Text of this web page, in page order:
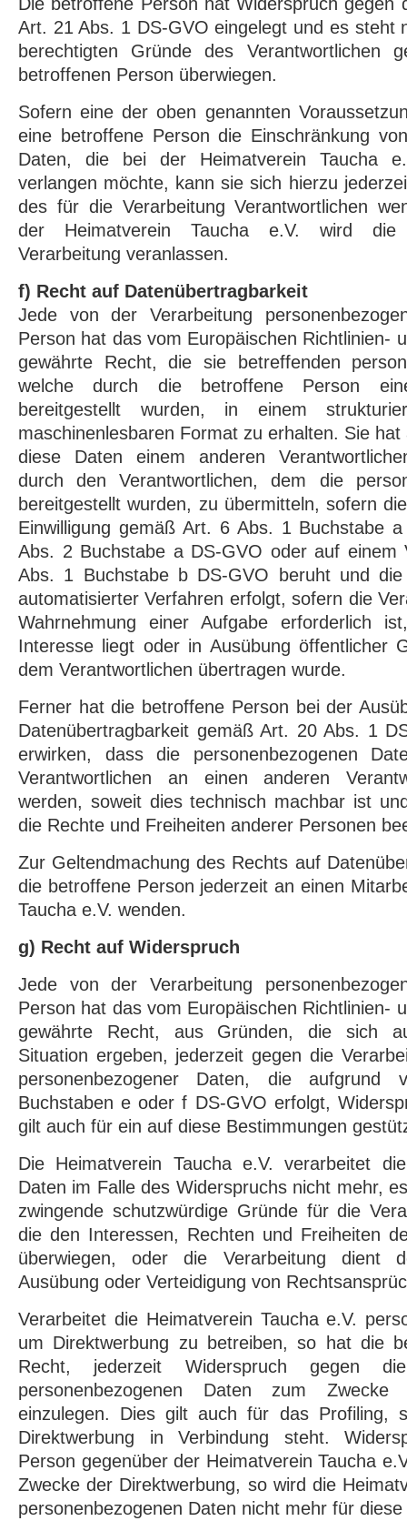
Art. 21 Abs. 1 DS-GVO eingelegt und es steht
berechtigten Gründe des Verantwortlichen
betroffenen Person überwiegen.
Sofern eine der oben genannten
eine betroffene Person die Einschränkung
Daten, die bei der Heimatverein Taucha
verlangen möchte, kann sie sich hierzu
des für die Verarbeitung Verantwortlichen
der Heimatverein Taucha e.V. wird die
Verarbeitung veranlassen.
f) Recht auf Datenübertragbarkeit
Jede von der Verarbeitung
Person hat das vom Europäischen Richtlinien-
gewährte Recht, die sie betreffenden
welche durch die betroffene Person
bereitgestellt wurden, in einem
maschinenlesbaren Format zu erhalten. Sie
diese Daten einem anderen
durch den Verantwortlichen, dem die
bereitgestellt wurden, zu übermitteln, sofern
Einwilligung gemäß Art. 6 Abs. 1 Buchstabe
Abs. 2 Buchstabe a DS-GVO oder auf einem
Abs. 1 Buchstabe b DS-GVO beruht und die
automatisierter Verfahren erfolgt, sofern die
Wahrnehmung einer Aufgabe erforderlich
Interesse liegt oder in Ausübung öffentlicher
dem Verantwortlichen übertragen wurde.
Ferner hat die betroffene Person bei der
Datenübertragbarkeit gemäß Art. 20 Abs. 1
erwirken, dass die personenbezogenen
Verantwortlichen an einen anderen
werden, soweit dies technisch machbar ist
die Rechte und Freiheiten anderer Personen
Zur Geltendmachung des Rechts auf
die betroffene Person jederzeit an einen
Taucha e.V. wenden.
g) Recht auf Widerspruch
Jede von der Verarbeitung
Person hat das vom Europäischen Richtlinien-
gewährte Recht, aus Gründen, die sich
Situation ergeben, jederzeit gegen die
personenbezogener Daten, die
Buchstaben e oder f DS-GVO erfolgt,
gilt auch für ein auf diese Bestimmungen
Die Heimatverein Taucha e.V. verarbeitet
Daten im Falle des Widerspruchs nicht mehr,
zwingende schutzwürdige Gründe für die
die den Interessen, Rechten und Freiheiten
überwiegen, oder die Verarbeitung dient
Ausübung oder Verteidigung von
Verarbeitet die Heimatverein Taucha e.V.
um Direktwerbung zu betreiben, so hat die
Recht, jederzeit Widerspruch gegen
personenbezogenen Daten zum Zwecke
einzulegen. Dies gilt auch für das Profiling,
Direktwerbung in Verbindung steht.
Person gegenüber der Heimatverein Taucha
Zwecke der Direktwerbung, so wird die
personenbezogenen Daten nicht mehr für